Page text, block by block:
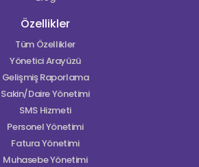
Özellikler
Tüm Özellikler
Yönetici Arayüzü
Gelişmiş Raporlama
Sakin/Daire Yönetimi
SMS Hizmeti
Personel Yönetimi
Fatura Yönetimi
Muhasebe Yönetimi